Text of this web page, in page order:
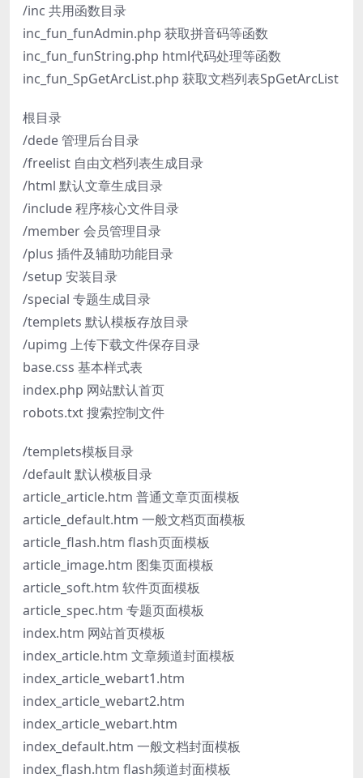
/inc 共用函数目录
inc_fun_funAdmin.php 获取拼音码等函数
inc_fun_funString.php html代码处理等函数
inc_fun_SpGetArcList.php 获取文档列表SpGetArcList
根目录
/dede 管理后台目录
/freelist 自由文档列表生成目录
/html 默认文章生成目录
/include 程序核心文件目录
/member 会员管理目录
/plus 插件及辅助功能目录
/setup 安装目录
/special 专题生成目录
/templets 默认模板存放目录
/upimg 上传下载文件保存目录
base.css 基本样式表
index.php 网站默认首页
robots.txt 搜索控制文件
/templets模板目录
/default 默认模板目录
article_article.htm 普通文章页面模板
article_default.htm 一般文档页面模板
article_flash.htm flash页面模板
article_image.htm 图集页面模板
article_soft.htm 软件页面模板
article_spec.htm 专题页面模板
index.htm 网站首页模板
index_article.htm 文章频道封面模板
index_article_webart1.htm
index_article_webart2.htm
index_article_webart.htm
index_default.htm 一般文档封面模板
index_flash.htm flash频道封面模板